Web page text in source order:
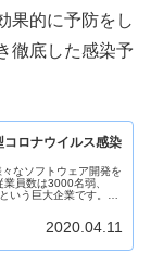
果的に予防をし
徹底した感染予
ロナウイルス感染
なソフトウェア開発を
員数は3000名弱、
いう巨大企業です。そ
2020.04.11